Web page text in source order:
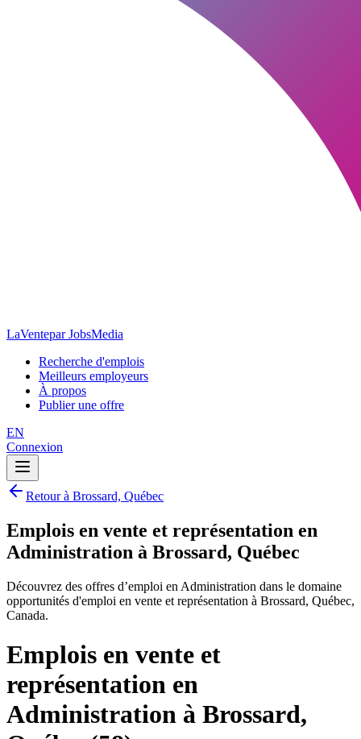
LaVentepar JobsMedia
Recherche d'emplois
Meilleurs employeurs
À propos
Publier une offre
EN
Connexion
Retour à Brossard, Québec
Emplois en vente et représentation en
Administration à Brossard, Québec
Découvrez des offres d’emploi en Administration dans le domaine
opportunités d'emploi en vente et représentation à Brossard, Québec,
Canada.
Emplois en vente et
représentation en
Administration à Brossard,